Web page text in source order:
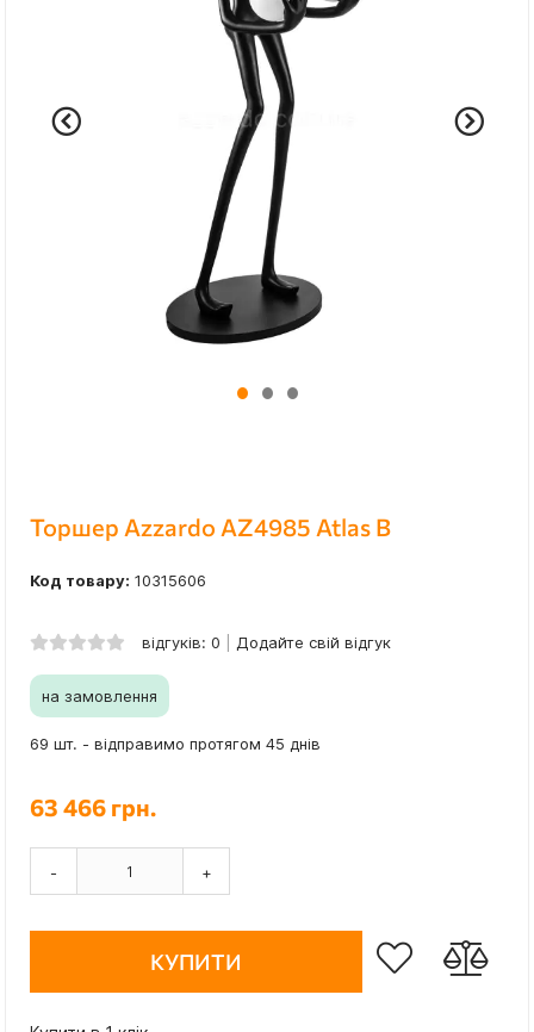
Торшер Azzardo AZ4985 Atlas B
Код товару: 10315606
відгуків: 0 Додайте свій відгук
на замовлення
69 шт. - відправимо протягом 45 днів
63 466 грн.
- +
КУПИТИ